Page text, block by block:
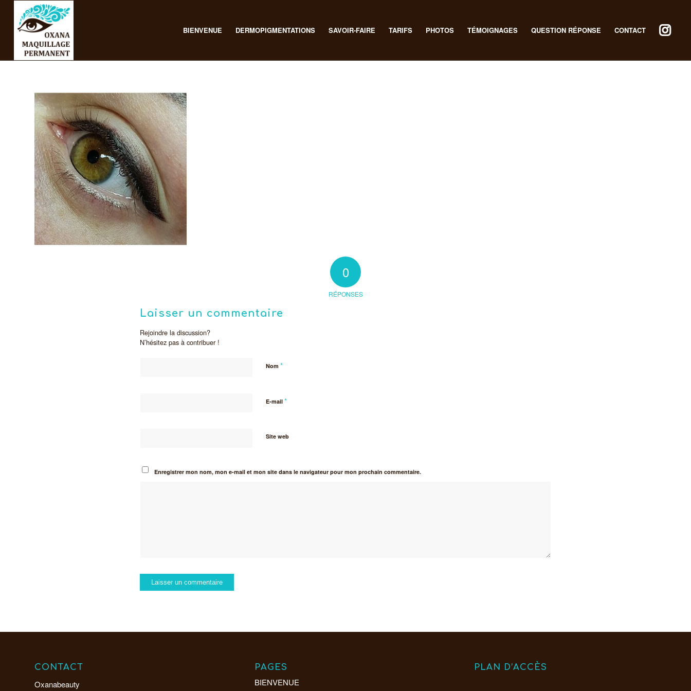
BIENVENUE DERMOPIGMENTATIONS SAVOIR-FAIRE TARIFS PHOTOS TÉMOIGNAGES QUESTION RÉPONSE CONTACT
0
RÉPONSES
Laisser un commentaire
Rejoindre la discussion?
N’hésitez pas à contribuer !
Nom *
E-mail *
Site web
Enregistrer mon nom, mon e-mail et mon site dans le navigateur pour mon prochain commentaire.
CONTACT
Oxanabeauty
PAGES
BIENVENUE
PLAN D’ACCÈS